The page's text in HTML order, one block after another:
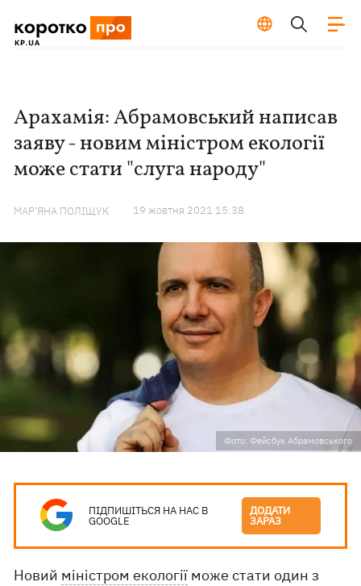
Арахамія: Абрамовський написав
заяву - новим міністром екології
може стати "слуга народу"
МАР'ЯНА ПОЛІЩУК 19 жовтня 2021 15:38
Фото: Фейсбук Абрамовського
ПІДПИШІТЬСЯ НА НАС В
GOOGLE
ДОДАТИ
ЗАРАЗ
Новий міністром екології може стати один з